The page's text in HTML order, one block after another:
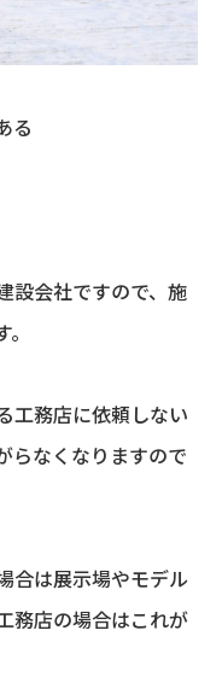
る
設会社ですので、施
工務店に依頼しない
らなくなりますので
合は展示場やモデル
務店の場合はこれが